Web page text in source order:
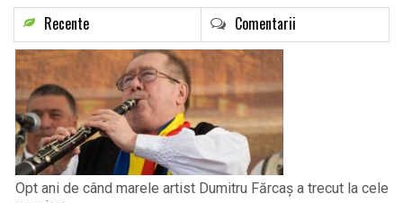
Recente Comentarii
Opt ani de când marele artist Dumitru Fărcaș a trecut la cele